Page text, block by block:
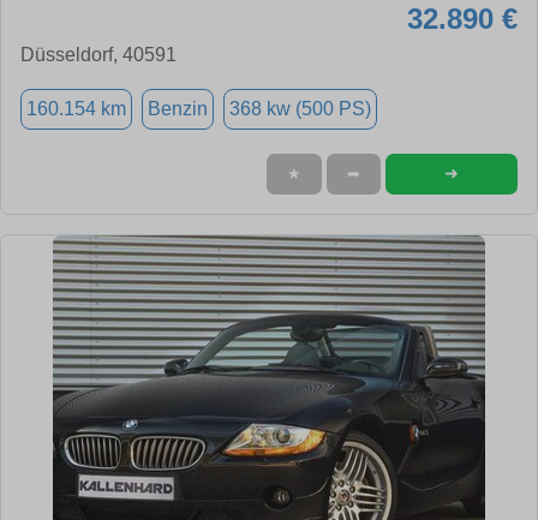
32.890 €
Düsseldorf, 40591
160.154 km Benzin 368 kw (500 PS)
★ ➦ ➜